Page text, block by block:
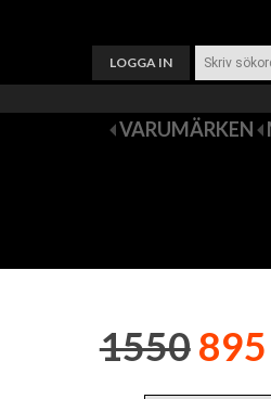
LOGGA IN
VARUMÄRKEN
1550